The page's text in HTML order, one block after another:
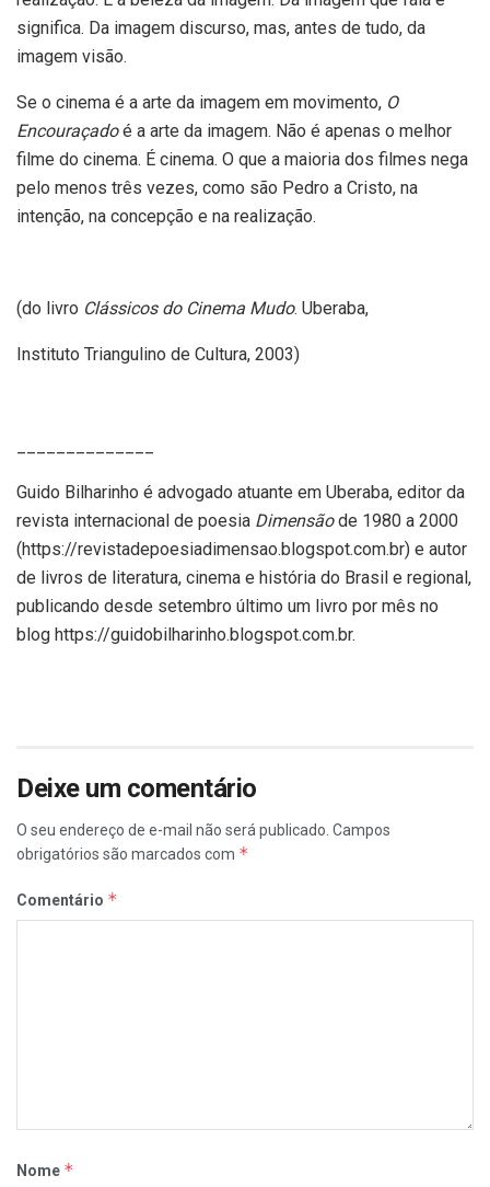
significa. Da imagem discurso, mas, antes de tudo, da
imagem visão.
Se o cinema é a arte da imagem em movimento, O
Encouraçadoé a arte da imagem. Não é apenas o melhor
filme do cinema. É cinema. O que a maioria dos filmes nega
pelo menos três vezes, como são Pedro a Cristo, na
intenção, na concepção e na realização.
(do livro Clássicos do Cinema Mudo. Uberaba,
Instituto Triangulino de Cultura, 2003)
Guido Bilharinho é advogado atuante em Uberaba, editor da
revista internacional de poesia Dimensãode 1980 a 2000
(https://revistadepoesiadimensao.blogspot.com.br) e autor
de livros de literatura, cinema e história do Brasil e regional,
publicando desde setembro último um livro por mês no
blog https://guidobilharinho.blogspot.com.br.
Deixe um comentário
O seu endereço de e-mail não será publicado. Campos
obrigatórios são marcados com *
Comentário *
Nome *